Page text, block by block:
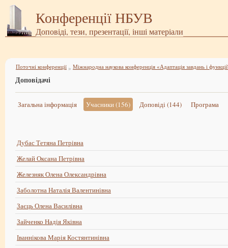
Конференції НБУВ
Доповіді, тези, презентації, інші матеріали
Поточні конференції »
Доповідачі
Загальна інформація Учасники (156) Доповіді (144) Програма
Дубас Тетяна Петрівна
Желай Оксана Петрівна
Железняк Олена Олександрівна
Заболотна Наталія Валентинівна
Заєць Олена Василівна
Зайченко Надія Яківна
Іваннікова Марія Костянтинівна